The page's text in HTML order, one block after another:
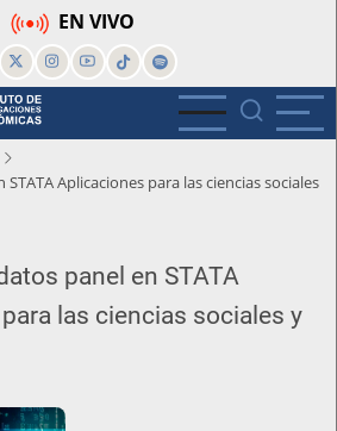
EN VIVO
Aplicaciones para las ciencias sociales
panel en STATA
las ciencias sociales y